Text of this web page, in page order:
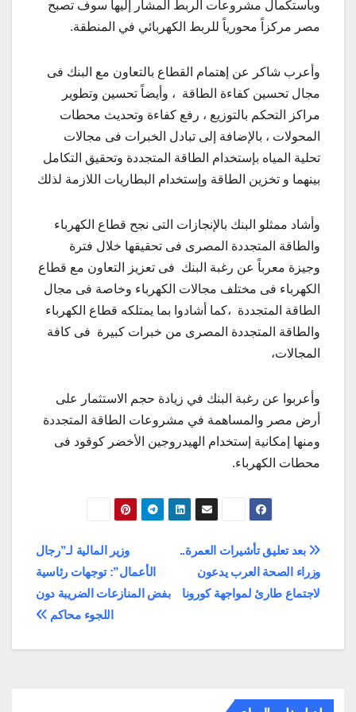
وباستكمال مشروعات الربط المشار إليها سوف تصبح
مصر مركزاً محورياً للربط الكهربائي في المنطقة.
وأعرب شاكر عن إهتمام القطاع بالتعاون مع البنك فى
مجال تحسين كفاءة الطاقة ، وأيضاً تحسين وتطوير
مراكز التحكم بالتوزيع ، رفع كفاءة وتحديث محطات
المحولات ، بالإضافة إلى تبادل الخبرات فى مجالات
تحلية المياه بإستخدام الطاقة المتجددة وتحقيق التكامل
بينهما و تخزين الطاقة وإستخدام البطاريات اللازمة لذلك
وأشاد ممثلو البنك بالإنجازات التى نجح قطاع الكهرباء
والطاقة المتجددة المصرى فى تحقيقها خلال فترة
وجيزة معرباً عن رغبة البنك فى تعزيز التعاون مع قطاع
الكهرباء فى مختلف مجالات الكهرباء وخاصة فى مجال
الطاقة المتجددة ،كما أشادوا بما يمتلكه قطاع الكهرباء
والطاقة المتجددة المصرى من خبرات كبیرة فى كافة
المجالات،
وأعربوا عن رغبة البنك في زيادة حجم الاستثمار على
أرض مصر والمساهمة في مشروعات الطاقة المتجددة
ومنها إمكانية إستخدام الهيدروجين الأخضر كوقود فى
محطات الكهرباء.
تصفّح
المقالات
وزير المالية لـ”رجال
الأعمال”: توجهات رئاسية
بفض المنازعات الضريبة دون
اللجوء محاكم
بعد تعليق تأشيرات العمرة..
وزراء الصحة العرب يدعون
لاجتماع طارئ لمواجهة كورونا